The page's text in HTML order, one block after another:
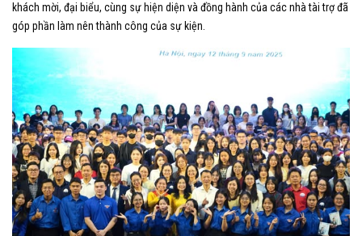
khách mời, đại biểu, cùng sự hiện diện và đồng hành của các nhà tài trợ đã
góp phần làm nên thành công của sự kiện.